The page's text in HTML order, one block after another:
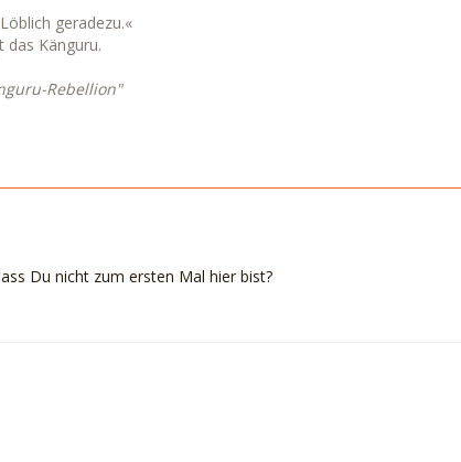
geradezu.«
das Känguru.
Rebellion"
Du nicht zum ersten Mal hier bist?